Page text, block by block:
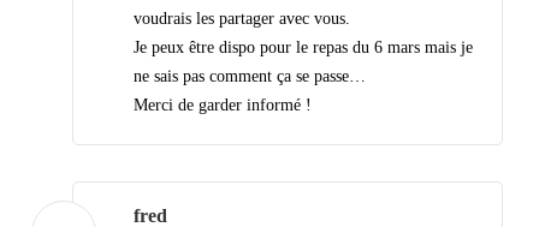
voudrais les partager avec vous.
Je peux être dispo pour le repas du 6 mars mais je
ne sais pas comment ça se passe…
Merci de garder informé !
fred